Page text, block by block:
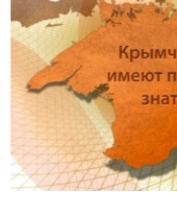
ТЕЛЕПРОЕКТ КРЫМ.РЕАЛИИ
СОВЕТЫ
ПРОПАВШИЕ БЕЗ ВЕСТИ
ПОБЕДИТЕЛЕЙ НЕ СУДЯТ?
КРЫМ.НЕПОКОРЕННЫЙ
ELIFBE
Українською
Qırımtatar
ПРИСОЕДИНЯЙТЕСЬ!